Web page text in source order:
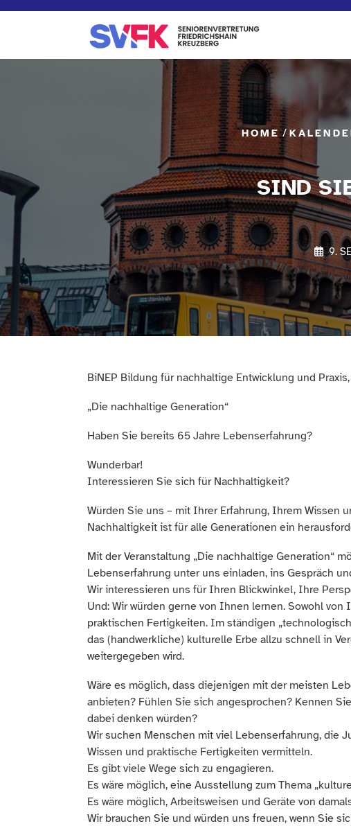
Skip
HOME/
SIND
9.
BiNEP Bildung für nachhaltige Entwicklung und
„Die nachhaltige Generation“
Haben Sie bereits 65 Jahre Lebenserfahrung?
Wunderbar!
Interessieren Sie sich für Nachhaltigkeit?
Würden Sie uns – mit Ihrer Erfahrung, Ihrem Wissen
Nachhaltigkeit ist für alle Generationen ein
Mit der Veranstaltung „Die nachhaltige Generation“
Lebenserfahrung unter uns einladen, ins Gespräch
Wir interessieren uns für Ihren Blickwinkel, Ihre
Und: Wir würden gerne von Ihnen lernen. Sowohl
praktischen Fertigkeiten. Im ständigen
das (handwerkliche) kulturelle Erbe allzu schnell in
weitergegeben wird.
Wäre es möglich, dass diejenigen mit der meisten
anbieten? Fühlen Sie sich angesprochen? Kennen
dabei denken würden?
Wir suchen Menschen mit viel Lebenserfahrung, die
Wissen und praktische Fertigkeiten vermitteln.
Es gibt viele Wege sich zu engagieren.
Es wäre möglich, eine Ausstellung zum Thema
Es wäre möglich, Arbeitsweisen und Geräte von
Wir brauchen Sie und würden uns freuen, wenn Sie